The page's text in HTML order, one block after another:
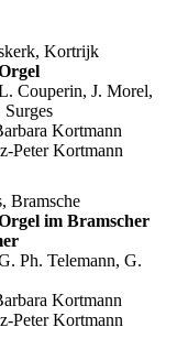
Kortrijk
Couperin, J. Morel,
Surges
Kortmann
Peter Kortmann
Bramsche
im Bramscher
Ph. Telemann, G.
Kortmann
Peter Kortmann